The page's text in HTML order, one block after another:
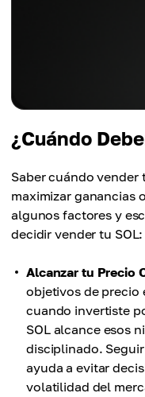
¿Cuándo
Saber cuándo vender
maximizar ganancias
algunos factores y
decidir vender tu SOL:
Alcanzar tu Precio
objetivos de precio
cuando invertiste
SOL alcance esos
disciplinado.
ayuda a evitar
volatilidad del